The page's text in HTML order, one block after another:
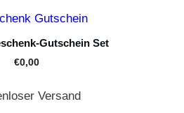
Gutschein Set
€0,00
Versand